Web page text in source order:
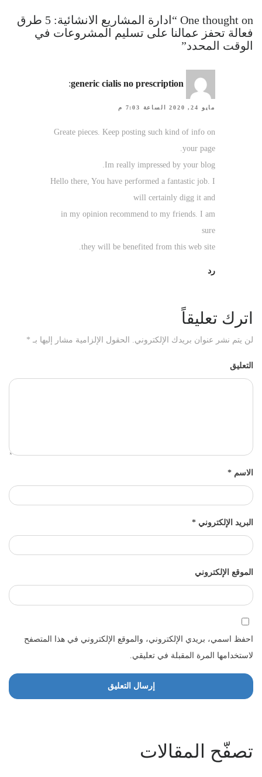
One thought on “ادارة المشاريع الانشائية: 5 طرق
فعالة تحفز عمالنا على تسليم المشروعات في
الوقت المحدد”
generic cialis no prescription
:
مايو 24, 2020 الساعة 7:03 م
Greate pieces. Keep posting such kind of info on
your page.
Im really impressed by your blog.
Hello there, You have performed a fantastic job. I
will certainly digg it and
in my opinion recommend to my friends. I am
sure
they will be benefited from this web site.
رد
اترك تعليقاً
لن يتم نشر عنوان بريدك الإلكتروني. الحقول الإلزامية مشار إليها بـ *
التعليق
الاسم *
البريد الإلكتروني *
الموقع الإلكتروني
احفظ اسمي، بريدي الإلكتروني، والموقع الإلكتروني في هذا المتصفح
لاستخدامها المرة المقبلة في تعليقي.
تصفّح المقالات